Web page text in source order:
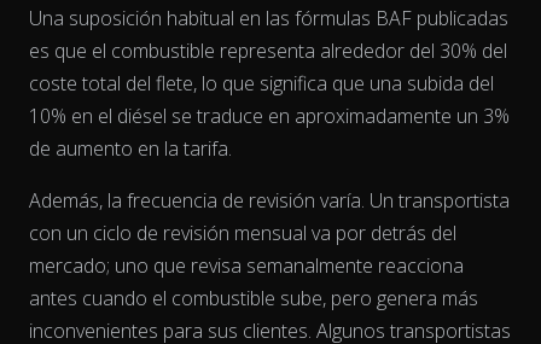
The chart has 2 Y axes displaying % and EUR/L.
Una suposición habitual en las fórmulas BAF publicadas
es que el combustible representa alrededor del 30% del
coste total del flete, lo que significa que una subida del
10% en el diésel se traduce en aproximadamente un 3%
de aumento en la tarifa.
Además, la frecuencia de revisión varía. Un transportista
con un ciclo de revisión mensual va por detrás del
mercado; uno que revisa semanalmente reacciona
antes cuando el combustible sube, pero genera más
inconvenientes para sus clientes. Algunos transportistas